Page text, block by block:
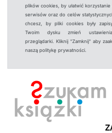
plików cookies, by ułatwić korzystanie
serwisów oraz do celów
chcesz, by pliki cookies były
Twoim dysku zmień
przeglądarki. Kliknij "Zamknij" aby
naszą politykę prywatności.